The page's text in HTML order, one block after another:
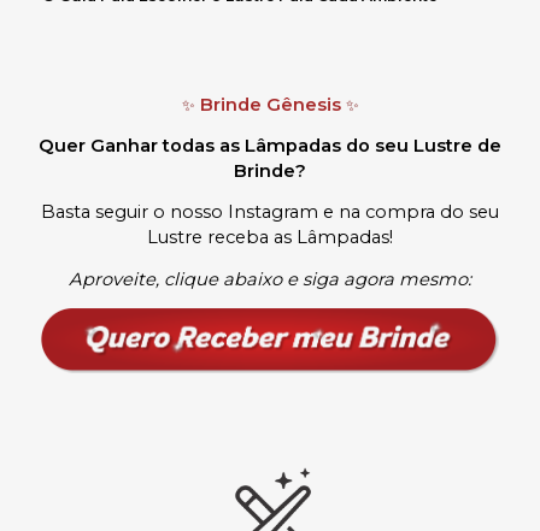
✨ Brinde Gênesis ✨
Quer Ganhar todas as Lâmpadas do seu Lustre de
Brinde?
Basta seguir o nosso Instagram e na compra do seu
Lustre receba as Lâmpadas!
Aproveite, clique abaixo e siga agora mesmo: